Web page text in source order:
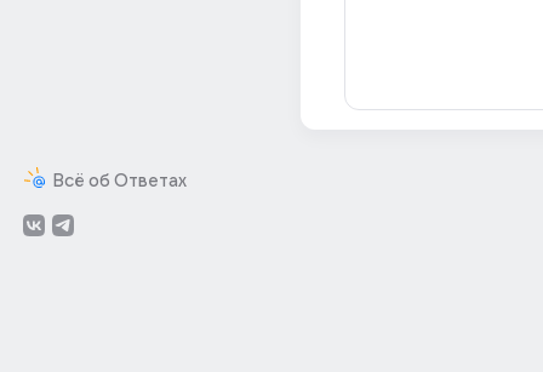
Всё об Ответах